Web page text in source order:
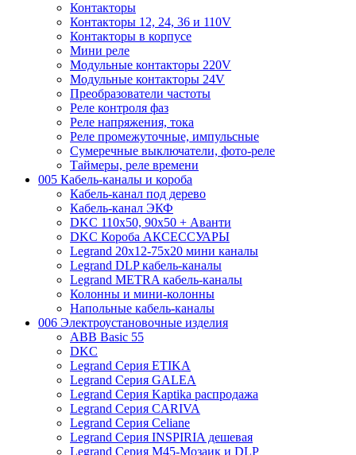
Контакторы
Контакторы 12, 24, 36 и 110V
Контакторы в корпусе
Мини реле
Модульные контакторы 220V
Модульные контакторы 24V
Преобразователи частоты
Реле контроля фаз
Реле напряжения, тока
Реле промежуточные, импульсные
Сумеречные выключатели, фото-реле
Таймеры, реле времени
005 Кабель-каналы и короба
Кабель-канал под дерево
Кабель-канал ЭКФ
DKC 110х50, 90х50 + Аванти
DKC Короба АКСЕССУАРЫ
Legrand 20х12-75х20 мини каналы
Legrand DLP кабель-каналы
Legrand METRA кабель-каналы
Колонны и мини-колонны
Напольные кабель-каналы
006 Электроустановочные изделия
ABB Basic 55
DKC
Legrand Серия ETIKA
Legrand Серия GALEA
Legrand Серия Kaptika распродажа
Legrand Серия CARIVA
Legrand Серия Celiane
Legrand Серия INSPIRIA дешевая
Legrand Серия M45-Мозаик и DLP